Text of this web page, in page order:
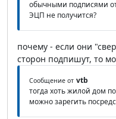
обычными подписями
ЭЦП не получится?
почему - если они
сторон подпишут, то
Сообщение от vtb
тогда хоть жилой дом
можно зарегить